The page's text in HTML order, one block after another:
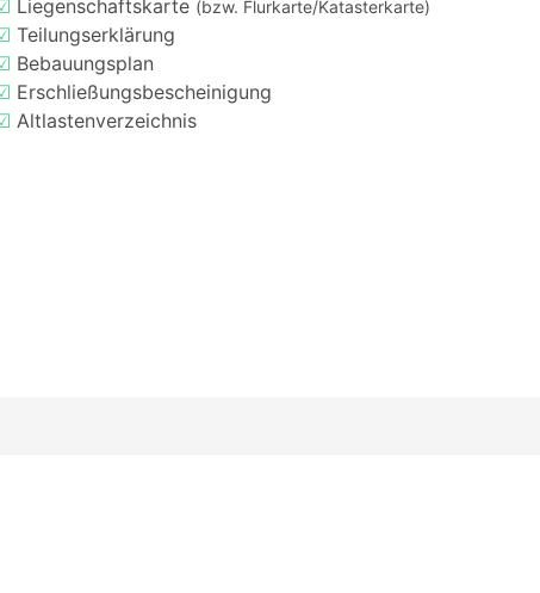
Liegenschaftskarte (bzw. Flurkarte/Katasterkarte)
Teilungserklärung
Bebauungsplan
Erschließungsbescheinigung
Altlastenverzeichnis